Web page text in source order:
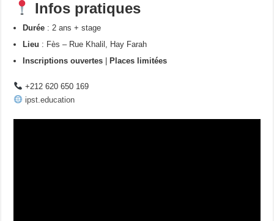
Infos pratiques
Durée : 2 ans + stage
Lieu : Fès – Rue Khalil, Hay Farah
Inscriptions ouvertes
Places limitées
+212 620 650 169
ipst.education